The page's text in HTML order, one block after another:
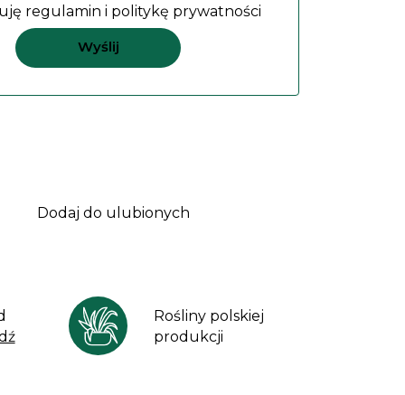
regulamin i politykę prywatności
Dodaj do ulubionych
Rośliny polskiej
produkcji